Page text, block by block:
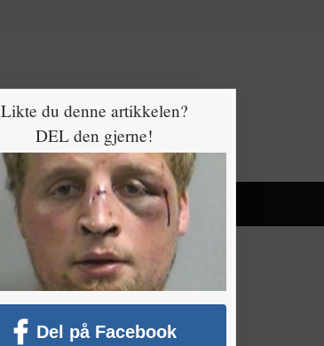
Likte du denne artikkelen?
DEL den gjerne!
Del på Facebook